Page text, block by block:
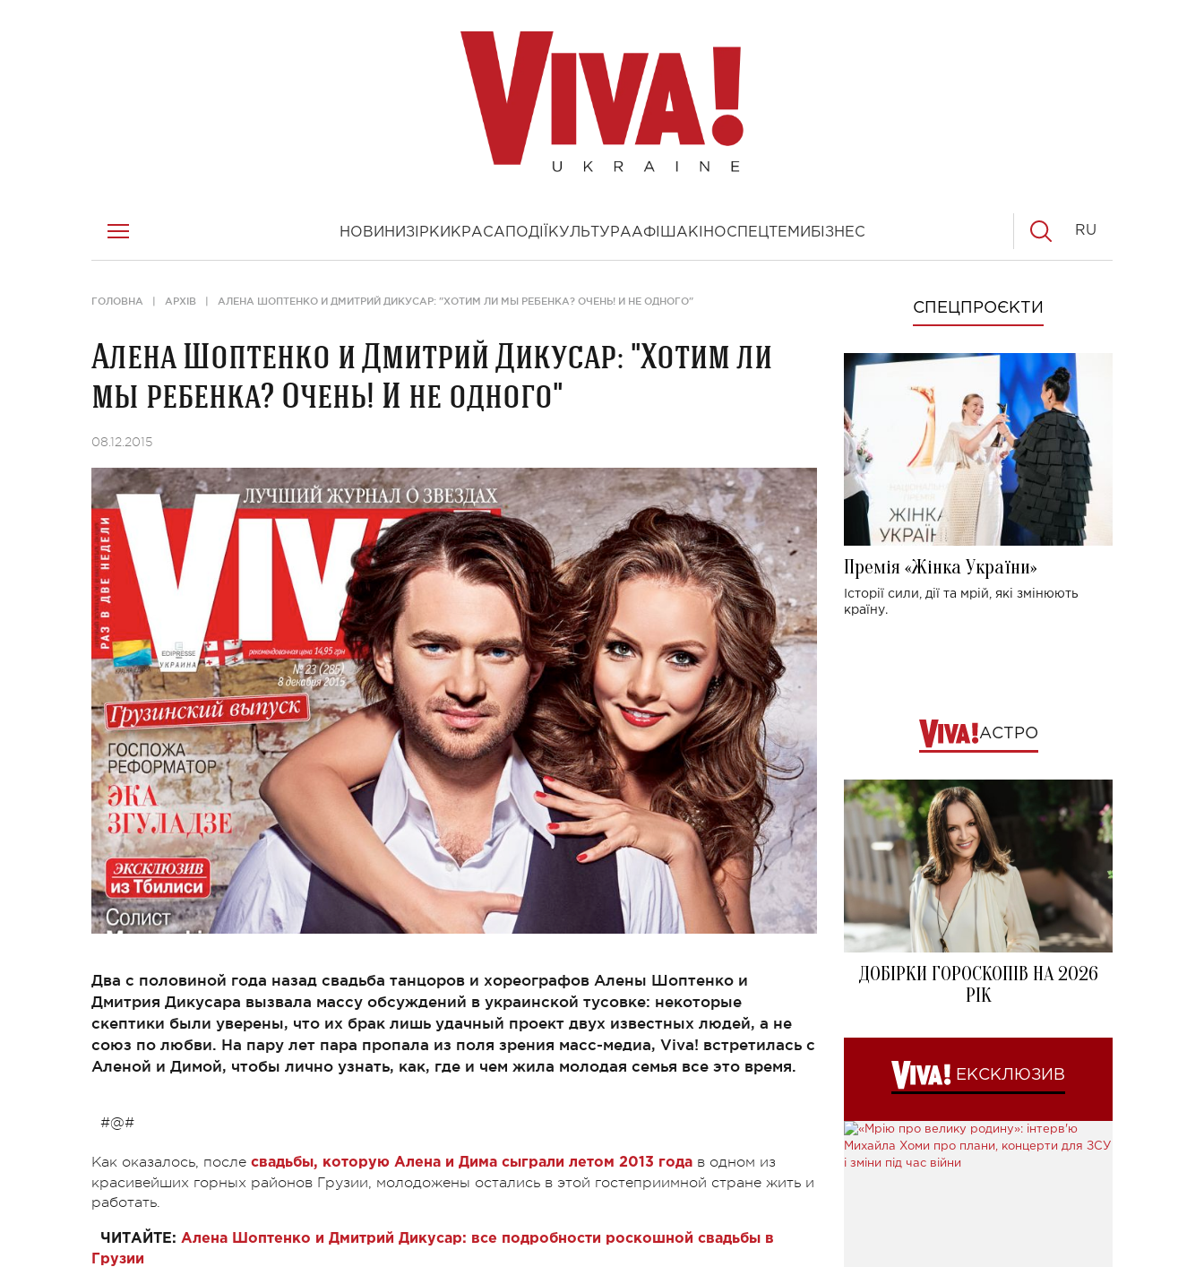
НОВИНИ ЗІРКИ КРАСА ПОДІЇ КУЛЬТУРААФІША КІНОСПЕЦТЕМИ БІЗНЕС RU
ГОЛОВНА АРХІВ АЛЕНА ШОПТЕНКО И ДМИТРИЙ ДИКУСАР: "ХОТИМ ЛИ МЫ РЕБЕНКА? ОЧЕНЬ! И НЕ ОДНОГО"
Алена Шоптенко и Дмитрий Дикусар: "Хотим ли
мы ребенка? Очень! И не одного"
08.12.2015
Два с половиной года назад свадьба танцоров и хореографов Алены Шоптенко и
Дмитрия Дикусара вызвала массу обсуждений в украинской тусовке: некоторые
скептики были уверены, что их брак лишь удачный проект двух известных людей, а не
союз по любви. На пару лет пара пропала из поля зрения масс-медиа, Viva! встретилась с
Аленой и Димой, чтобы лично узнать, как, где и чем жила молодая семья все это время.
#@#
Как оказалось, после свадьбы, которую Алена и Дима сыграли летом 2013 года в одном из
красивейших горных районов Грузии, молодожены остались в этой гостеприимной стране жить и
работать.
ЧИТАЙТЕ: Алена Шоптенко и Дмитрий Дикусар: все подробности роскошной свадьбы в
Грузии
СПЕЦПРОЄКТИ
Премія «Жінка України»
Історії сили, дії та мрій, які змінюють
країну.
АСТРО
ДОБІРКИ ГОРОСКОПІВ НА 2026
РІК
ЕКСКЛЮЗИВ